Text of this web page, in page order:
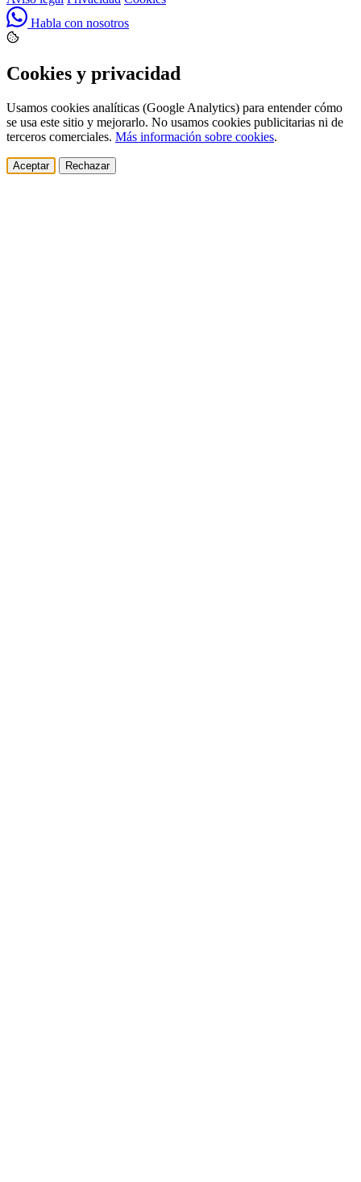
Habla con nosotros
Cookies y privacidad
Usamos cookies analíticas (Google Analytics) para entender cómo
se usa este sitio y mejorarlo. No usamos cookies publicitarias ni de
terceros comerciales. Más información sobre cookies.
Aceptar Rechazar